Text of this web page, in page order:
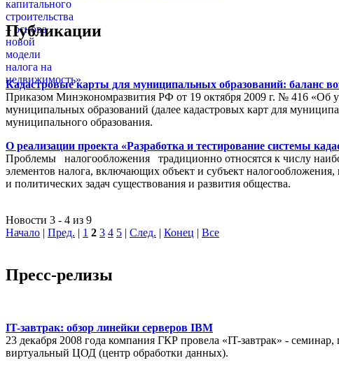
Публикации
Кадастровые карты для муниципальных образований: баланс
Приказом Минэкономразвития РФ от 19 октября 2009 г. № 416 «Об
муниципальных образований (далее кадастровых карт для
муниципального образования.
О реализации проекта «Разработка и тестирование системы
Проблемы налогообложения традиционно относятся к числу
элементов налога, включающих объект и субъект
и политических задач существования и развития общества.
Новости 3 - 4 из 9
Начало | Пред. | 1 2 3 4 5 | След. | Конец | Все
Пресс-релизы
IT-завтрак: обзор линейки серверов IBM
23 декабря 2008 года компания ГКР провела «IT-завтрак» -
виртуальный ЦОД (центр обработки данных).